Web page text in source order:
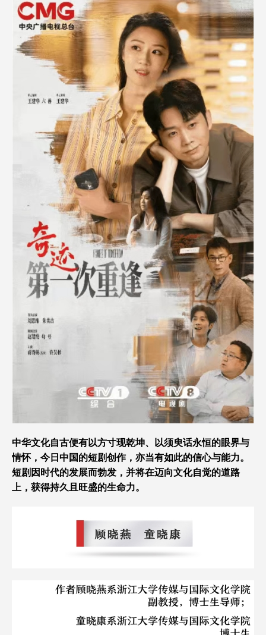
中华文化自古便有以方寸现乾坤、以须臾话永恒的眼界与
情怀，今日中国的短剧创作，亦当有如此的信心与能力。
短剧因时代的发展而勃发，并将在迈向文化自觉的道路
上，获得持久且旺盛的生命力。